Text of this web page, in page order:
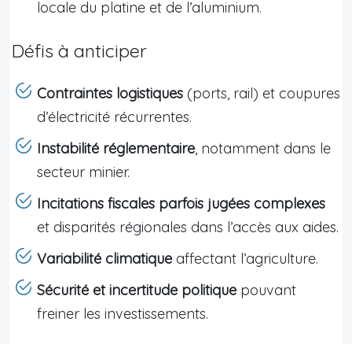
locale du platine et de l’aluminium.
Défis à anticiper
Contraintes logistiques (ports, rail) et coupures
d’électricité récurrentes.
Instabilité réglementaire, notamment dans le
secteur minier.
Incitations fiscales parfois jugées complexes
et disparités régionales dans l’accès aux aides.
Variabilité climatique affectant l’agriculture.
Sécurité et incertitude politique pouvant
freiner les investissements.